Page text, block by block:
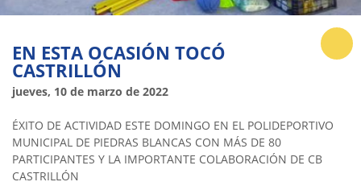
EN ESTA OCASIÓN TOCÓ
CASTRILLÓN
jueves, 10 de marzo de 2022
ÉXITO DE ACTIVIDAD ESTE DOMINGO EN EL POLIDEPORTIVO
MUNICIPAL DE PIEDRAS BLANCAS CON MÁS DE 80
PARTICIPANTES Y LA IMPORTANTE COLABORACIÓN DE CB
CASTRILLÓN